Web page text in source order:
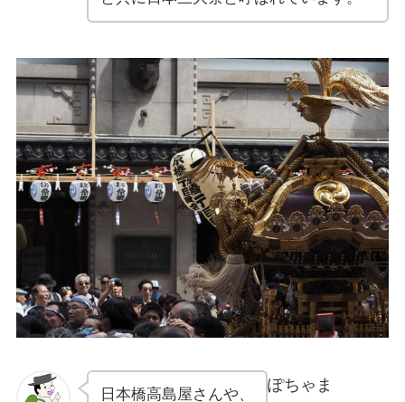
ぽちゃま
日本橋高島屋さんや、